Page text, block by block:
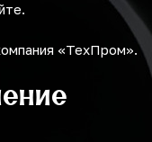
«ТехПром».